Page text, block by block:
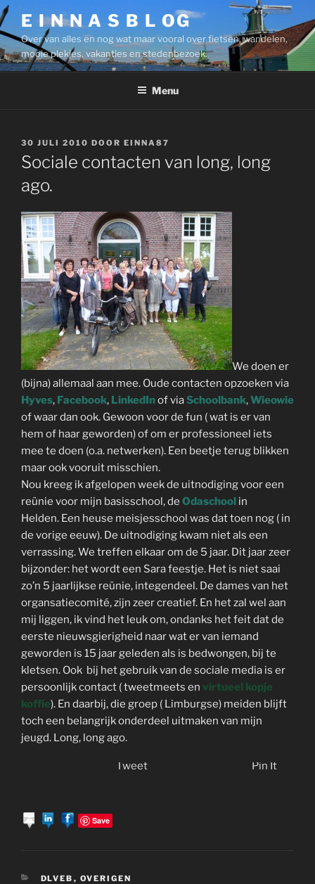
Ga
naar
de
inhoud
E I N N A S B L OG
Over van alles en nog wat maar vooral over fietsen, wandelen,
mooie plekjes, vakanties en stedenbezoek.
Menu
GEPLAATST
OP
30 JULI 2010 DOOR EINNA87
Sociale contacten van long, long
ago.
We doen er
(bijna) allemaal aan mee. Oude contacten opzoeken via
Hyves, Facebook, LinkedInof via Schoolbank,Wieowie
of waar dan ook. Gewoon voor de fun ( wat is er van
hem of haar geworden) of om er professioneel iets
mee te doen (o.a. netwerken). Een beetje terug blikken
maar ook vooruit misschien.
Nou kreeg ik afgelopen week de uitnodiging voor een
reünie voor mijn basisschool, de Odaschool in
Helden. Een heuse meisjesschool was dat toen nog ( in
de vorige eeuw). De uitnodiging kwam niet als een
verrassing. We treffen elkaar om de 5 jaar. Dit jaar zeer
bijzonder: het wordt een Sara feestje. Het is niet saai
zo’n 5 jaarlijkse reünie, integendeel. De dames van het
organsatiecomité, zijn zeer creatief. En het zal wel aan
mij liggen, ik vind het leuk om, ondanks het feit dat de
eerste nieuwsgierigheid naar wat er van iemand
geworden is 15 jaar geleden als is bedwongen, bij te
kletsen. Ook bij het gebruik van de sociale media is er
persoonlijk contact ( tweetmeets en virtueel kopje
koffie). En daarbij, die groep ( Limburgse) meiden blijft
toch een belangrijk onderdeel uitmaken van mijn
jeugd. Long, long ago.
Tweet Pin It
Save
CATEGORIEËN
DLVEB , OVERIGEN